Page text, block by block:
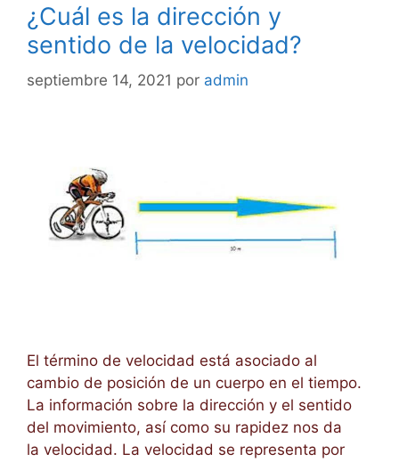
¿Cuál es la dirección y
sentido de la velocidad?
septiembre 14, 2021 por admin
El término de velocidad está asociado al
cambio de posición de un cuerpo en el tiempo.
La información sobre la dirección y el sentido
del movimiento, así como su rapidez nos da
la velocidad. La velocidad se representa por